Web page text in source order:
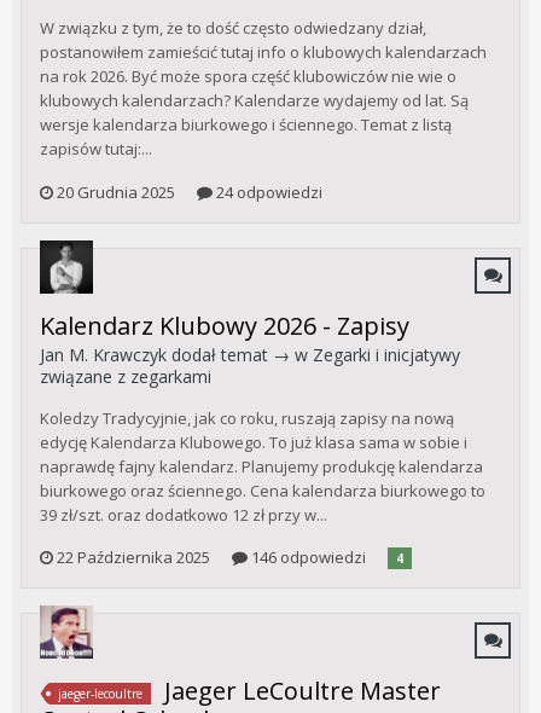
W związku z tym, że to dość często odwiedzany dział,
postanowiłem zamieścić tutaj info o klubowych kalendarzach
na rok 2026. Być może spora część klubowiczów nie wie o
klubowych kalendarzach? Kalendarze wydajemy od lat. Są
wersje kalendarza biurkowego i ściennego. Temat z listą
zapisów tutaj:...
20 Grudnia 2025
24 odpowiedzi
Kalendarz Klubowy 2026 - Zapisy
Jan M. Krawczyk dodał temat → w Zegarki i inicjatywy
związane z zegarkami
Koledzy Tradycyjnie, jak co roku, ruszają zapisy na nową
edycję Kalendarza Klubowego. To już klasa sama w sobie i
naprawdę fajny kalendarz. Planujemy produkcję kalendarza
biurkowego oraz ściennego. Cena kalendarza biurkowego to
39 zł/szt. oraz dodatkowo 12 zł przy w...
22 Października 2025
146 odpowiedzi 4
jaeger-lecoultre
Jaeger LeCoultre Master